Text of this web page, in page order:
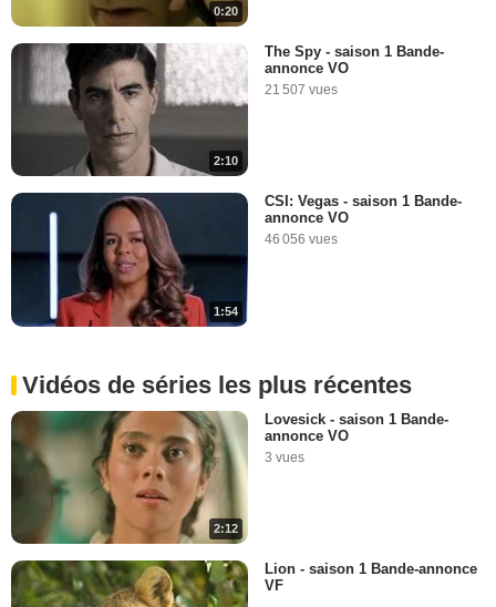
0:20
2:10
The Spy - saison 1 Bande-
annonce VO
21 507 vues
1:54
CSI: Vegas - saison 1 Bande-
annonce VO
46 056 vues
Vidéos de séries les plus récentes
2:12
Lovesick - saison 1 Bande-
annonce VO
3 vues
Lion - saison 1 Bande-annonce
VF